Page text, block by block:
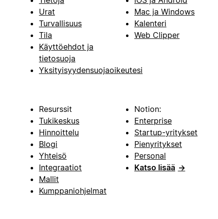
Urat
Turvallisuus
Tila
Käyttöehdot ja
tietosuoja
Yksityisyydensuojaoikeutesi
Mac ja Windows
Kalenteri
Web Clipper
Resurssit
Tukikeskus
Hinnoittelu
Blogi
Yhteisö
Integraatiot
Mallit
Kumppaniohjelmat
Notion:
Enterprise
Startup-yritykset
Pienyritykset
Personal
Katso lisää →